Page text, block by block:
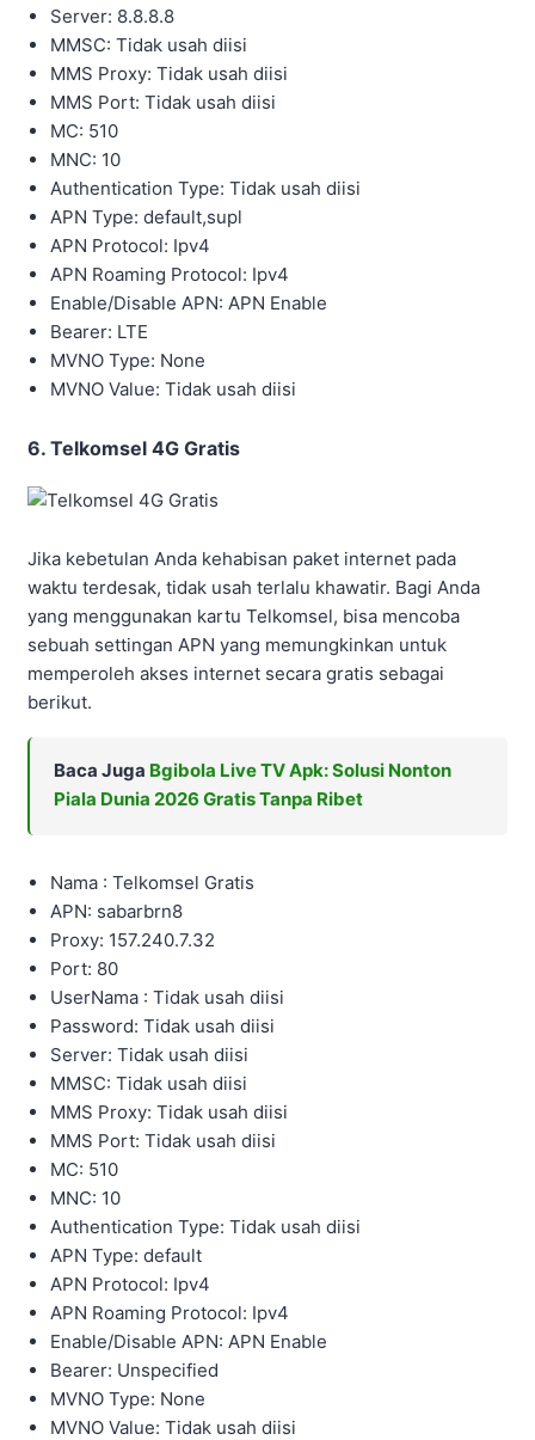
Server: 8.8.8.8
MMSC: Tidak usah diisi
MMS Proxy: Tidak usah diisi
MMS Port: Tidak usah diisi
MC: 510
MNC: 10
Authentication Type: Tidak usah diisi
APN Type: default,supl
APN Protocol: Ipv4
APN Roaming Protocol: Ipv4
Enable/Disable APN: APN Enable
Bearer: LTE
MVNO Type: None
MVNO Value: Tidak usah diisi
6. Telkomsel 4G Gratis
Jika kebetulan Anda kehabisan paket internet pada
waktu terdesak, tidak usah terlalu khawatir. Bagi Anda
yang menggunakan kartu Telkomsel, bisa mencoba
sebuah settingan APN yang memungkinkan untuk
memperoleh akses internet secara gratis sebagai
berikut.
Baca Juga Bgibola Live TV Apk: Solusi Nonton
Piala Dunia 2026 Gratis Tanpa Ribet
Nama : Telkomsel Gratis
APN: sabarbrn8
Proxy: 157.240.7.32
Port: 80
UserNama : Tidak usah diisi
Password: Tidak usah diisi
Server: Tidak usah diisi
MMSC: Tidak usah diisi
MMS Proxy: Tidak usah diisi
MMS Port: Tidak usah diisi
MC: 510
MNC: 10
Authentication Type: Tidak usah diisi
APN Type: default
APN Protocol: Ipv4
APN Roaming Protocol: Ipv4
Enable/Disable APN: APN Enable
Bearer: Unspecified
MVNO Type: None
MVNO Value: Tidak usah diisi